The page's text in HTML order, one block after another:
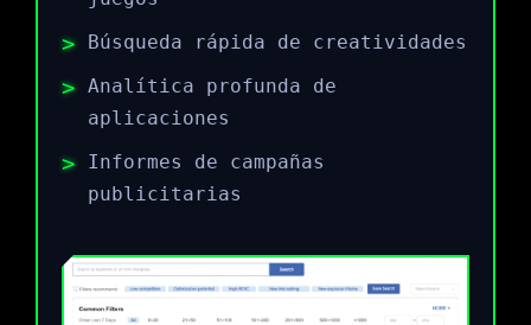
Búsqueda rápida de creatividades
Analítica profunda de
aplicaciones
Informes de campañas
publicitarias